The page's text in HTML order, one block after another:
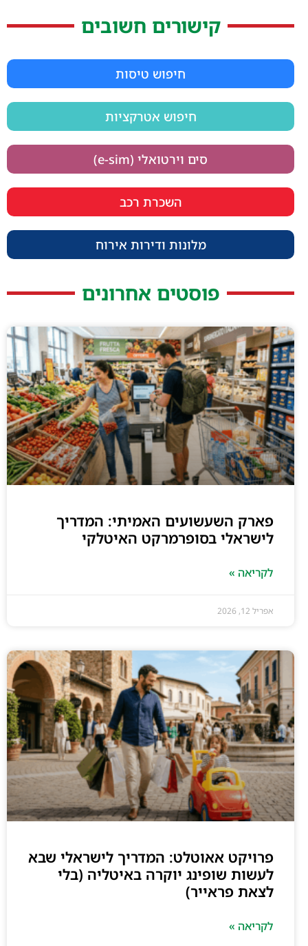
קישורים חשובים
חיפוש טיסות
חיפוש אטרקציות
סים וירטואלי (e-sim)
השכרת רכב
מלונות ודירות אירוח
פוסטים אחרונים
פארק השעשועים האמיתי: המדריך
לישראלי בסופרמרקט האיטלקי
לקריאה »
אפריל 12, 2026
פרויקט אאוטלט: המדריך לישראלי שבא
לעשות שופינג יוקרה באיטליה (בלי
לצאת פראייר)
לקריאה »